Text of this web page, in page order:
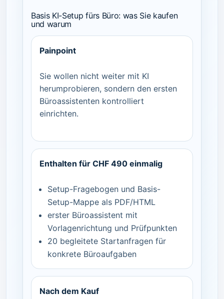
Basis KI-Setup fürs Büro: was Sie kaufen
und warum
Painpoint
Sie wollen nicht weiter mit KI
herumprobieren, sondern den ersten
Büroassistenten kontrolliert
einrichten.
Enthalten für CHF 490 einmalig
Setup-Fragebogen und Basis-
Setup-Mappe als PDF/HTML
erster Büroassistent mit
Vorlagenrichtung und Prüfpunkten
20 begleitete Startanfragen für
konkrete Büroaufgaben
Nach dem Kauf